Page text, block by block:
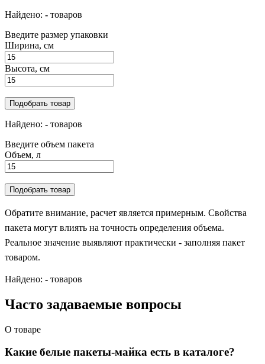
Найдено: - товаров
Введите размер упаковки
Ширина, см
Высота, см
Подобрать товар
Найдено: - товаров
Введите объем пакета
Объем, л
Подобрать товар
Обратите внимание, расчет является примерным. Свойства
пакета могут влиять на точность определения объема.
Реальное значение выявляют практически - заполняя пакет
товаром.
Найдено: - товаров
Часто задаваемые вопросы
О товаре
Какие белые пакеты-майка есть в каталоге?